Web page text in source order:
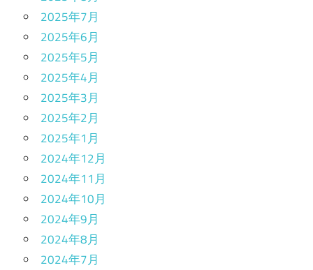
2025年7月
2025年6月
2025年5月
2025年4月
2025年3月
2025年2月
2025年1月
2024年12月
2024年11月
2024年10月
2024年9月
2024年8月
2024年7月